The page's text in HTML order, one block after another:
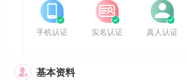


手机认证


实名认证


真人认证
 基本资料